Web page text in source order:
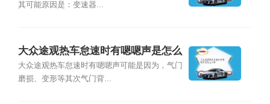
其可能原因是：变速器...
大众途观热车怠速时有嗯嗯声是怎么
回事
大众途观热车怠速时有嗯嗯声可能是因为，气门
磨损、变形等其次气门背...